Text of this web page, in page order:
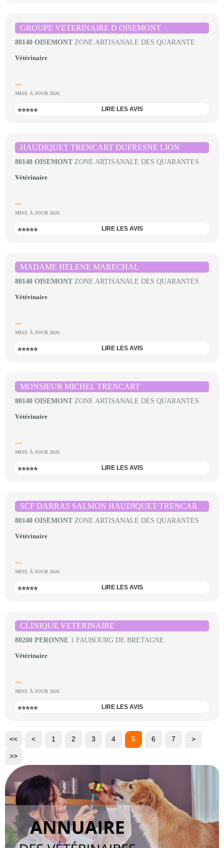
GROUPE VETERINAIRE D OISEMONT
80140 OISEMONT ZONE ARTISANALE DES QUARANTE
Vétérinaire
...
MISE À JOUR 2026
⭐⭐⭐⭐⭐ LIRE LES AVIS
HAUDIQUET TRENCART DUFRESNE LION
80140 OISEMONT ZONE ARTISANALE DES QUARANTES
Vétérinaire
...
MISE À JOUR 2026
⭐⭐⭐⭐⭐ LIRE LES AVIS
MADAME HELENE MARECHAL
80140 OISEMONT ZONE ARTISANALE DES QUARANTES
Vétérinaire
...
MISE À JOUR 2026
⭐⭐⭐⭐⭐ LIRE LES AVIS
MONSIEUR MICHEL TRENCART
80140 OISEMONT ZONE ARTISANALE DES QUARANTES
Vétérinaire
...
MISE À JOUR 2026
⭐⭐⭐⭐⭐ LIRE LES AVIS
SCF DARRAS SALMON HAUDIQUET TRENCAR
80140 OISEMONT ZONE ARTISANALE DES QUARANTES
Vétérinaire
...
MISE À JOUR 2026
⭐⭐⭐⭐⭐ LIRE LES AVIS
CLINIQUE VETERINAIRE
80200 PERONNE 1 FAUBOURG DE BRETAGNE
Vétérinaire
...
MISE À JOUR 2026
⭐⭐⭐⭐⭐ LIRE LES AVIS
<< < 1 2 3 4 5 6 7 >
>>